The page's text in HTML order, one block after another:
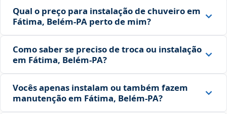
Qual o preço para instalação de chuveiro em
Fátima, Belém‑PA perto de mim?
Como saber se preciso de troca ou instalação
em Fátima, Belém‑PA?
Vocês apenas instalam ou também fazem
manutenção em Fátima, Belém‑PA?